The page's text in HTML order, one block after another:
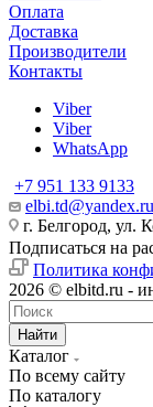
Оплата
Доставка
Производители
Контакты
Viber
Viber
WhatsApp
+7 951 133 9133
elbi.td@yandex.ru
г. Белгород, ул.
Подписаться на
Политика
2026 © elbitd.ru -
Найти
Каталог
По всему сайту
По каталогу